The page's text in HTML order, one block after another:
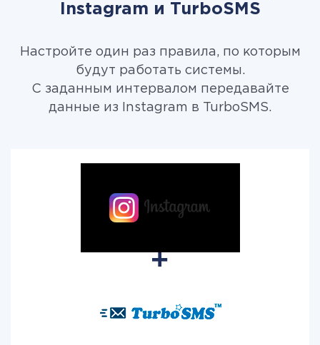
Instagram и TurboSMS
Настройте один раз правила, по которым
будут работать системы.
С заданным интервалом передавайте
данные из Instagram в TurboSMS.